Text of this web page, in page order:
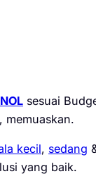
sesuai
memuaskan.
kecil, sedang
yang baik.